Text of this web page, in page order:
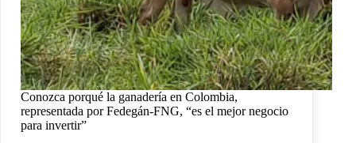
Conozca porqué la ganadería en Colombia,
representada por Fedegán-FNG, “es el mejor negocio
para invertir”